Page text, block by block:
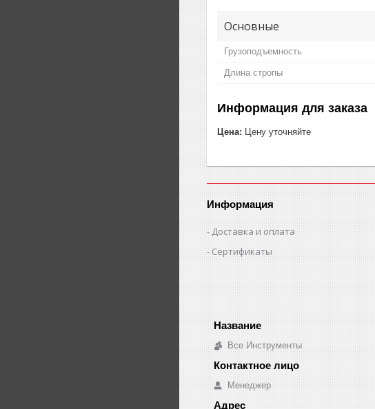
Основные
Грузоподъемность
Длина стропы
Информация для заказа
Цена: Цену уточняйте
Информация
Доставка и оплата
Сертификаты
Все Инструменты
Менеджер